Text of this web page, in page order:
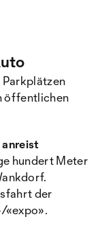
Parkplätzen
öffentlichen
hundert Meter
der
«expo».